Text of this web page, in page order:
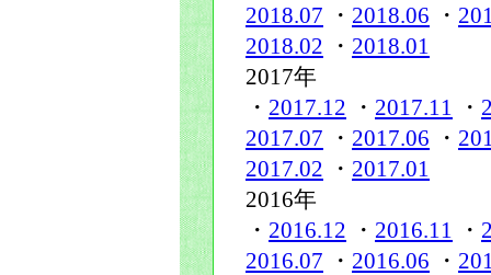
2018.07 ・ 2018.06 ・
2018.02 ・ 2018.01
2017年
・ 2017.12 ・ 2017.11 ・
2017.07 ・ 2017.06 ・
2017.02 ・ 2017.01
2016年
・ 2016.12 ・ 2016.11 ・
2016.07 ・ 2016.06 ・